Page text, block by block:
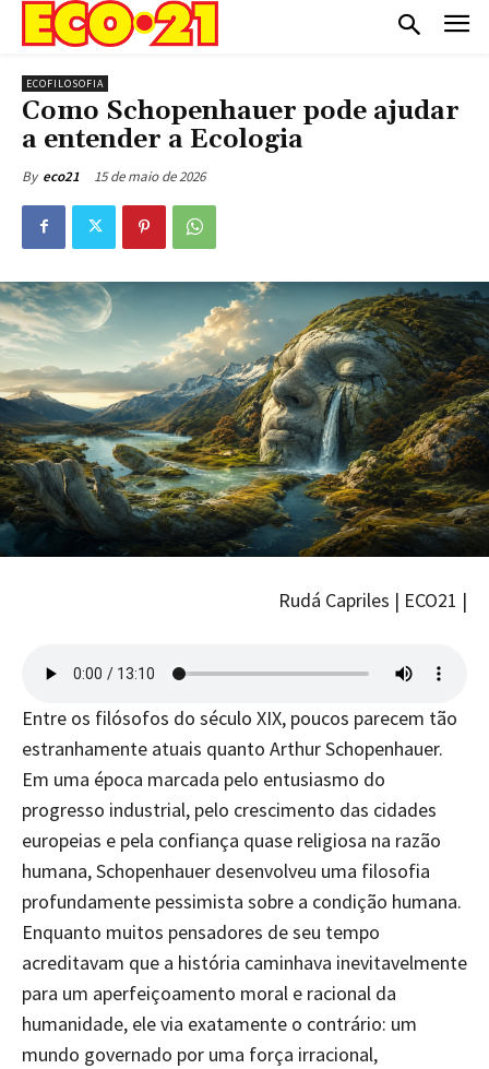
ECOFILOSOFIA
Como Schopenhauer pode ajudar
a entender a Ecologia
By eco21 15 de maio de 2026
Rudá Capriles | ECO21 |
Entre os filósofos do século XIX, poucos parecem tão
estranhamente atuais quanto Arthur Schopenhauer.
Em uma época marcada pelo entusiasmo do
progresso industrial, pelo crescimento das cidades
europeias e pela confiança quase religiosa na razão
humana, Schopenhauer desenvolveu uma filosofia
profundamente pessimista sobre a condição humana.
Enquanto muitos pensadores de seu tempo
acreditavam que a história caminhava inevitavelmente
para um aperfeiçoamento moral e racional da
humanidade, ele via exatamente o contrário: um
mundo governado por uma força irracional,